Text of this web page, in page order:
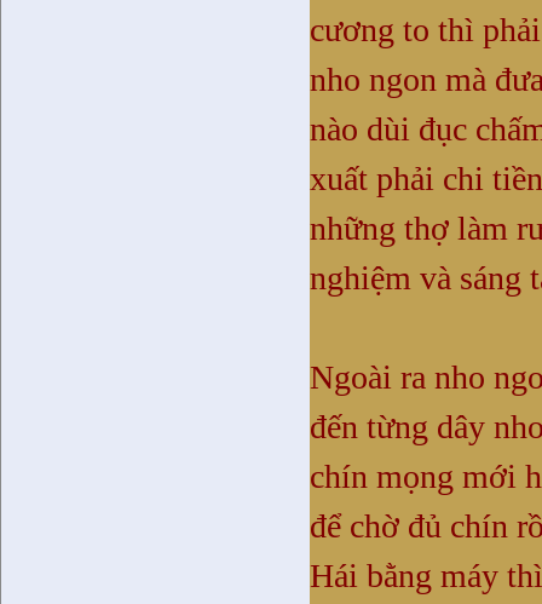
cương to thì
nho ngon mà
nào dùi đục
xuất phải chi
những thợ làm
nghiệm và sáng
Ngoài ra nho
đến từng dây
chín mọng mới
để chờ đủ chín
Hái bằng máy